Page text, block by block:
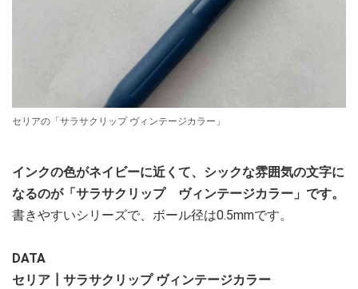
セリアの「サラサクリップ ヴィンテージカラー」
インクの色がネイビーに近くて、シックな雰囲気の文字に
なるのが「サラサクリップ ヴィンテージカラー」です。
書きやすいシリーズで、ボール径は0.5mmです。
DATA
セリア┃サラサクリップ ヴィンテージカラー